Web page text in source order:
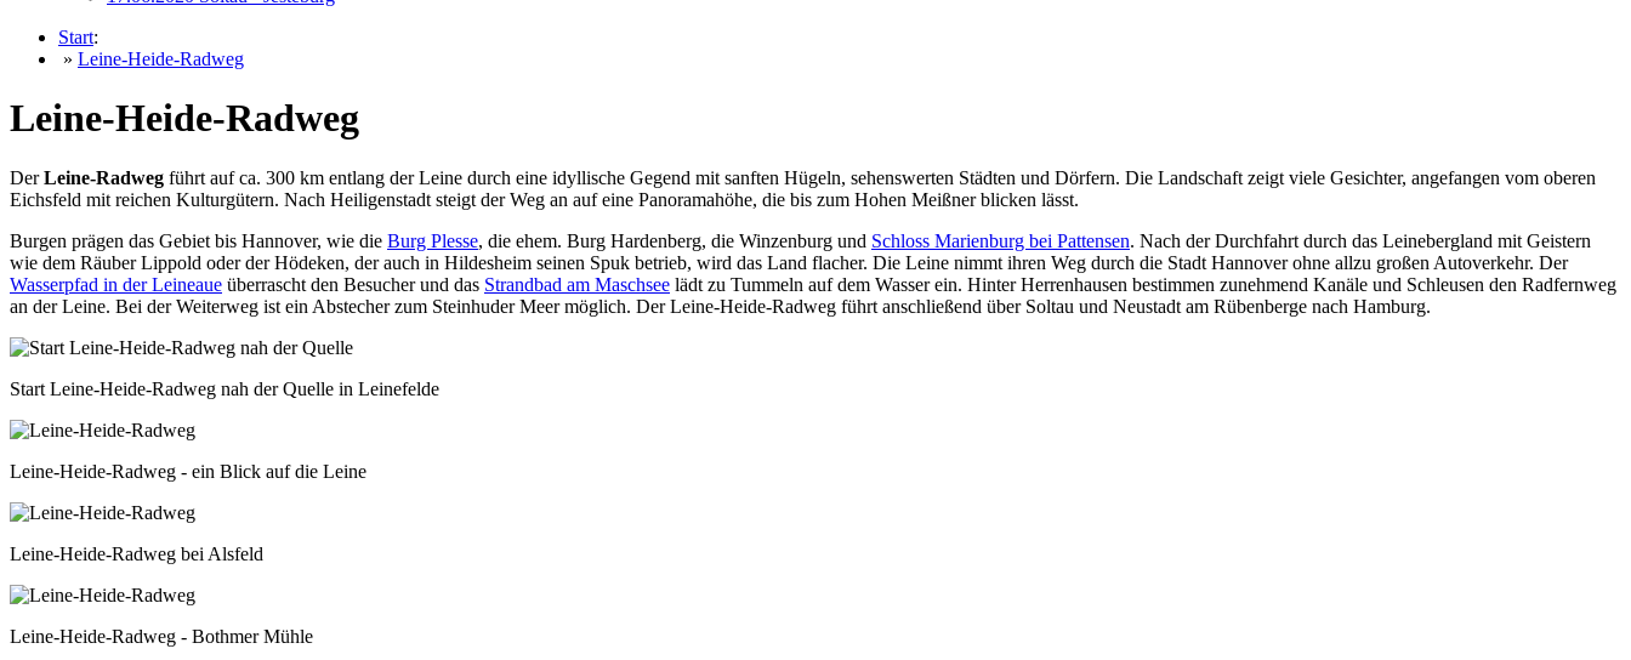
Start:
» Leine-Heide-Radweg
Leine-Heide-Radweg
DerLeine-Radweg führt auf ca. 300 km entlang der Leine durch eine idyllische Gegend mit sanften Hügeln, sehenswerten Städten und Dörfern. Die Landschaft zeigt viele Gesichter, angefangen vom oberen
Eichsfeld mit reichen Kulturgütern. Nach Heiligenstadt steigt der Weg an auf eine Panoramahöhe, die bis zum Hohen Meißner blicken lässt.
Burgen prägen das Gebiet bis Hannover, wie die Burg Plesse, die ehem. Burg Hardenberg, die Winzenburg und Schloss Marienburg bei Pattensen. Nach der Durchfahrt durch das Leinebergland mit Geistern
wie dem Räuber Lippold oder der Hödeken, der auch in Hildesheim seinen Spuk betrieb, wird das Land flacher. Die Leine nimmt ihren Weg durch die Stadt Hannover ohne allzu großen Autoverkehr. Der
Wasserpfad in der Leineaue überrascht den Besucher und das Strandbad am Maschsee lädt zu Tummeln auf dem Wasser ein. Hinter Herrenhausen bestimmen zunehmend Kanäle und Schleusen den Radfernweg
an der Leine. Bei der Weiterweg ist ein Abstecher zum Steinhuder Meer möglich. Der Leine-Heide-Radweg führt anschließend über Soltau und Neustadt am Rübenberge nach Hamburg.
Start Leine-Heide-Radweg nah der Quelle in Leinefelde
Leine-Heide-Radweg - ein Blick auf die Leine
Leine-Heide-Radweg bei Alsfeld
Leine-Heide-Radweg - Bothmer Mühle